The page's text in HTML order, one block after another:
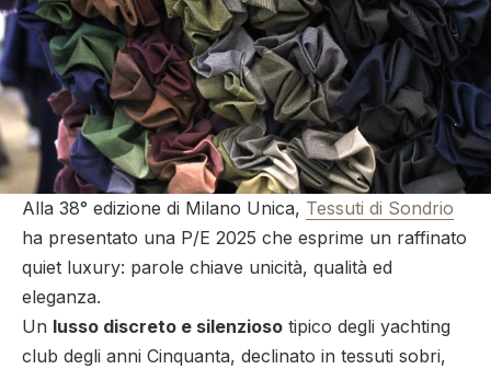
Alla 38° edizione di Milano Unica, Tessuti di Sondrio
ha presentato una P/E 2025 che esprime un raffinato
quiet luxury: parole chiave unicità, qualità ed
eleganza.
Un lusso discreto e silenzioso tipico degli yachting
club degli anni Cinquanta, declinato in tessuti sobri,